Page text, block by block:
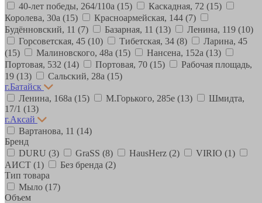
40-лет победы, 264/110а (15) Каскадная, 72 (15)
Королева, 30а (15) Красноармейская, 144 (7)
Будённовский, 11 (7) Базарная, 11 (13) Ленина, 119 (10)
Горсоветская, 45 (10) Тибетская, 34 (8)
Ларина, 45
(15)
Малиновского, 48а (15) Нансена, 152а (13)
Портовая, 532 (14) Портовая, 70 (15)
Рабочая площадь,
19 (13) Сальский, 28a (15)
г.Батайск
Ленина, 168а (15) М.Горького, 285е (13)
Шмидта,
17/1 (13)
г.Аксай
Вартанова, 11 (14)
Бренд
DURU (3) GraSS (8) HausHerz (2) VIRIO (1)
АИСТ (1) Без бренда (2)
Тип товара
Мыло (17)
Объем